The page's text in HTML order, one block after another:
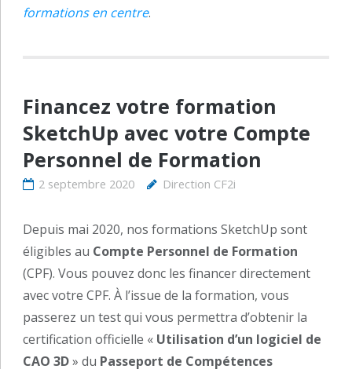
formations en centre.
Financez votre formation
SketchUp avec votre Compte
Personnel de Formation
2 septembre 2020 Direction CF2i
Depuis mai 2020, nos formations SketchUp sont
éligibles au Compte Personnel de Formation
(CPF). Vous pouvez donc les financer directement
avec votre CPF. À l’issue de la formation, vous
passerez un test qui vous permettra d’obtenir la
certification officielle « Utilisation d’un logiciel de
CAO 3D» du Passeport de Compétences